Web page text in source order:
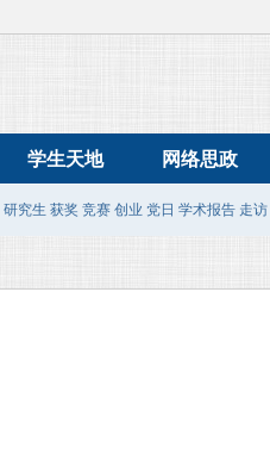
学生天地 网络思政
研究生 获奖 竞赛创业 党日 学术报告 走访